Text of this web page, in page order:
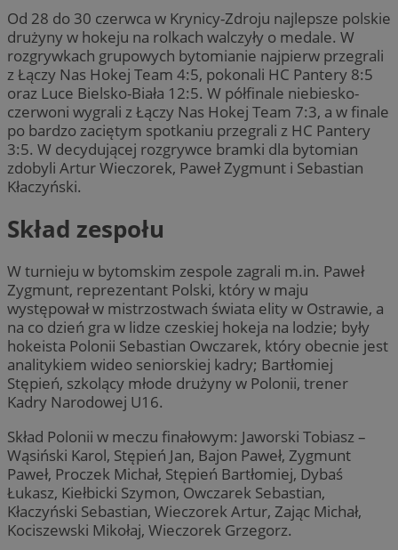
Od 28 do 30 czerwca w Krynicy-Zdroju najlepsze polskie
drużyny w hokeju na rolkach walczyły o medale. W
rozgrywkach grupowych bytomianie najpierw przegrali
z Łączy Nas Hokej Team 4:5, pokonali HC Pantery 8:5
oraz Luce Bielsko-Biała 12:5. W półfinale niebiesko-
czerwoni wygrali z Łączy Nas Hokej Team 7:3, a w finale
po bardzo zaciętym spotkaniu przegrali z HC Pantery
3:5. W decydującej rozgrywce bramki dla bytomian
zdobyli Artur Wieczorek, Paweł Zygmunt i Sebastian
Kłaczyński.
Skład zespołu
W turnieju w bytomskim zespole zagrali m.in. Paweł
Zygmunt, reprezentant Polski, który w maju
występował w mistrzostwach świata elity w Ostrawie, a
na co dzień gra w lidze czeskiej hokeja na lodzie; były
hokeista Polonii Sebastian Owczarek, który obecnie jest
analitykiem wideo seniorskiej kadry; Bartłomiej
Stępień, szkolący młode drużyny w Polonii, trener
Kadry Narodowej U16.
Skład Polonii w meczu finałowym: Jaworski Tobiasz –
Wąsiński Karol, Stępień Jan, Bajon Paweł, Zygmunt
Paweł, Proczek Michał, Stępień Bartłomiej, Dybaś
Łukasz, Kiełbicki Szymon, Owczarek Sebastian,
Kłaczyński Sebastian, Wieczorek Artur, Zając Michał,
Kociszewski Mikołaj, Wieczorek Grzegorz.